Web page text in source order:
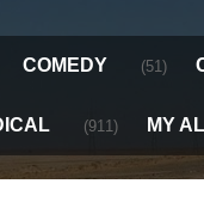
COMEDY (51)
(911) MY